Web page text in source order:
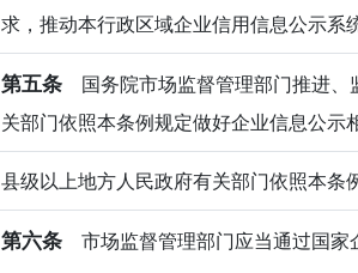
求，推动本行政区域企业信用信息公示系
第五条 国务院市场监督管理部门推进、
关部门依照本条例规定做好企业信息公示
县级以上地方人民政府有关部门依照本条
第六条 市场监督管理部门应当通过国家